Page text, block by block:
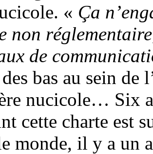
« Ça
non
de
bas au sein de
nucicole… Six
cette charte est
monde, il y a un